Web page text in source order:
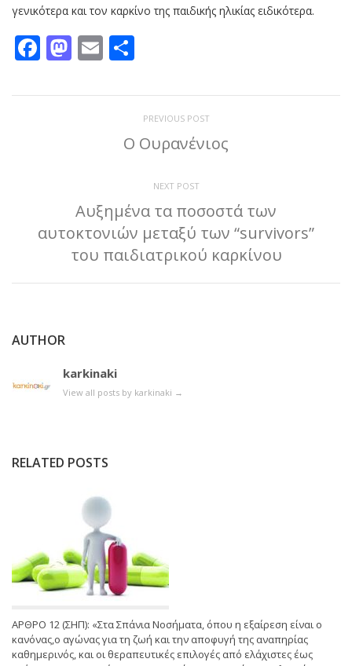
γενικότερα και τον καρκίνο της παιδικής ηλικίας ειδικότερα.
Facebook
Mastodon
Email
PREVIOUS POST
Ο Ουρανένιος
NEXT POST
Αυξημένα τα ποσοστά των
αυτοκτονιών μεταξύ των “survivors”
του παιδιατρικού καρκίνου
AUTHOR
karkinaki
View all posts by karkinaki →
RELATED POSTS
ΑΡΘΡΟ 12 (ΣΗΠ): «Στα Σπάνια Νοσήματα, όπου η εξαίρεση είναι ο
κανόνας,ο αγώνας για τη ζωή και την αποφυγή της αναπηρίας
καθημερινός, και οι θεραπευτικές επιλογές από ελάχιστες έως